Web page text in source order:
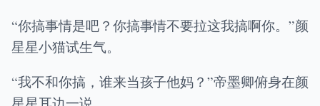
“你搞事情是吧？你搞事情不要拉这我搞啊你。”颜
星星小猫试生气。
“我不和你搞，谁来当孩子他妈？”帝墨卿俯身在颜